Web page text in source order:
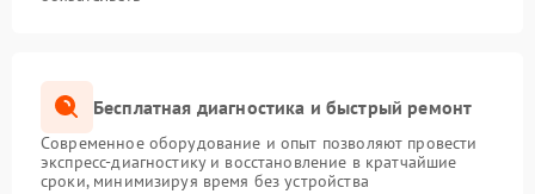
Бесплатная диагностика и быстрый ремонт
Современное оборудование и опыт позволяют провести
экспресс-диагностику и восстановление в кратчайшие
сроки, минимизируя время без устройства